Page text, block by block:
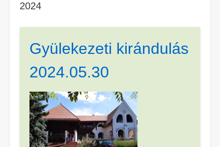
2024
Gyülekezeti kirándulás
2024.05.30